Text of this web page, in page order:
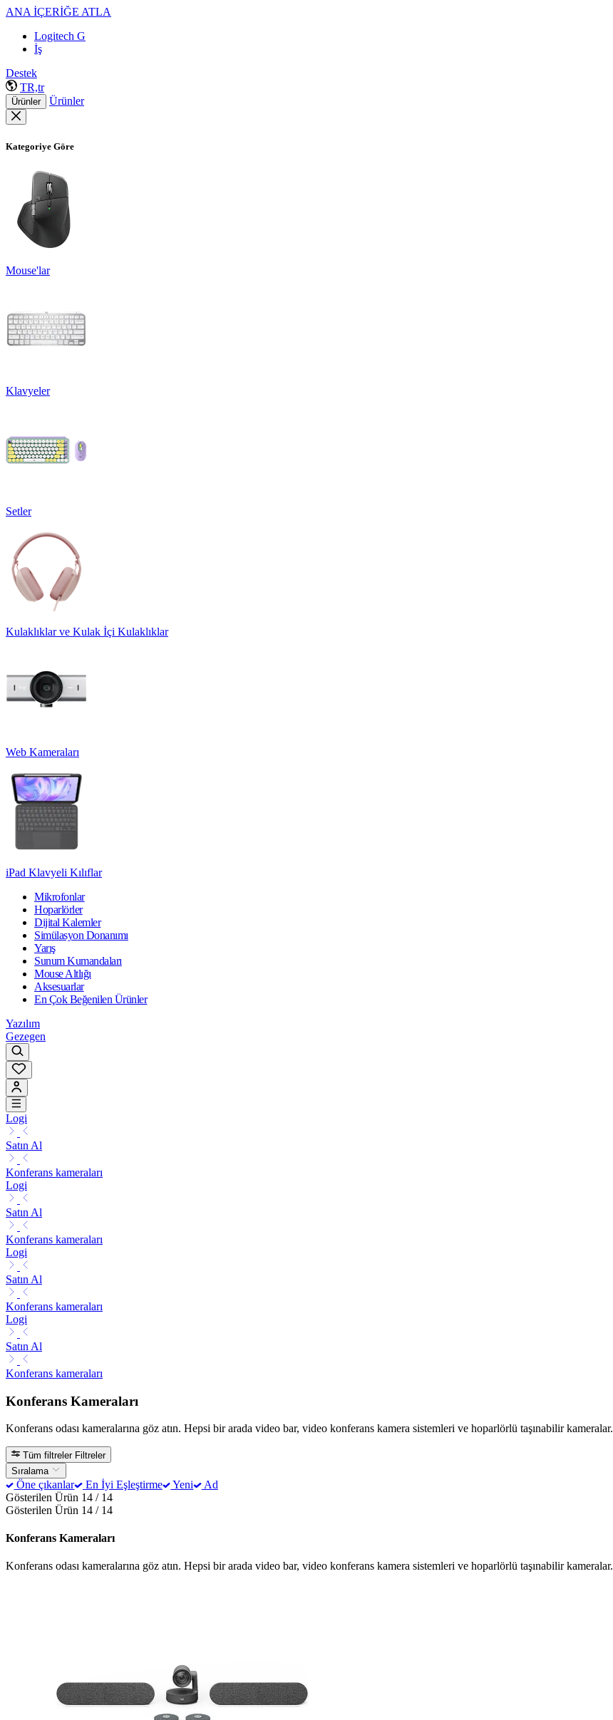
ANA İÇERİĞE ATLA
Logitech G
İş
Destek
TR,tr
Ürünler Ürünler
Kategoriye Göre
Mouse'lar
Klavyeler
Setler
Kulaklıklar ve Kulak İçi Kulaklıklar
Web Kameraları
iPad Klavyeli Kılıflar
Mikrofonlar
Hoparlörler
Dijital Kalemler
Simülasyon Donanımı
Yarış
Sunum Kumandaları
Mouse Altlığı
Aksesuarlar
En Çok Beğenilen Ürünler
Yazılım
Gezegen
Logi
Satın Al
Konferans kameraları
Logi
Satın Al
Konferans kameraları
Logi
Satın Al
Konferans kameraları
Logi
Satın Al
Konferans kameraları
Konferans Kameraları
Konferans odası kameralarına göz atın. Hepsi bir arada video bar, video konferans kamera sistemleri ve hoparlörlü taşınabilir kameralar.
Tüm filtreler Filtreler
Sıralama
Öne çıkanlar En İyi Eşleştirme Yeni
Ad
Gösterilen Ürün 14 / 14
Gösterilen Ürün 14 / 14
Konferans Kameraları
Konferans odası kameralarına göz atın. Hepsi bir arada video bar, video konferans kamera sistemleri ve hoparlörlü taşınabilir kameralar.